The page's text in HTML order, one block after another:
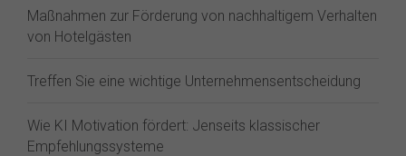
Maßnahmen zur Förderung von nachhaltigem Verhalten
von Hotelgästen
Treffen Sie eine wichtige Unternehmensentscheidung
Wie KI Motivation fördert: Jenseits klassischer
Empfehlungssysteme